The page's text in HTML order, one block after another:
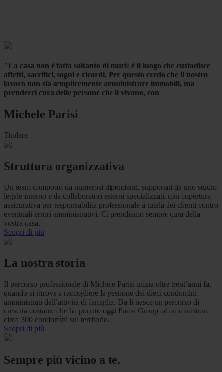
"La casa non è fatta soltanto di muri: è il luogo che custodisce
affetti, sacrifici, sogni e ricordi. Per questo credo che il nostro
lavoro non sia semplicemente amministrare immobili, ma
prenderci cura delle persone che li vivono, con
Michele Parisi
Titolare
Struttura organizzativa
Un team composto da numerosi dipendenti, supportati da uno studio
legale interno e da collaboratori esterni specializzati, con copertura
assicurativa per responsabilità professionale a tutela dei clienti contro
eventuali errori amministrativi. Ci prendiamo sempre cura della
vostra casa.
Scopri di più
La nostra storia
Il percorso professionale di Michele Parisi inizia oltre trent’anni fa,
quando si ritrova a raccogliere la gestione dei dieci condomìni
amministrati dall’attività di famiglia. Da li nasce un percorso di
crescita costante che ha portato oggi Parisi Group ad amministrare
circa 300 condomìni sul territorio.
Scopri di più
Sempre più vicino a te.